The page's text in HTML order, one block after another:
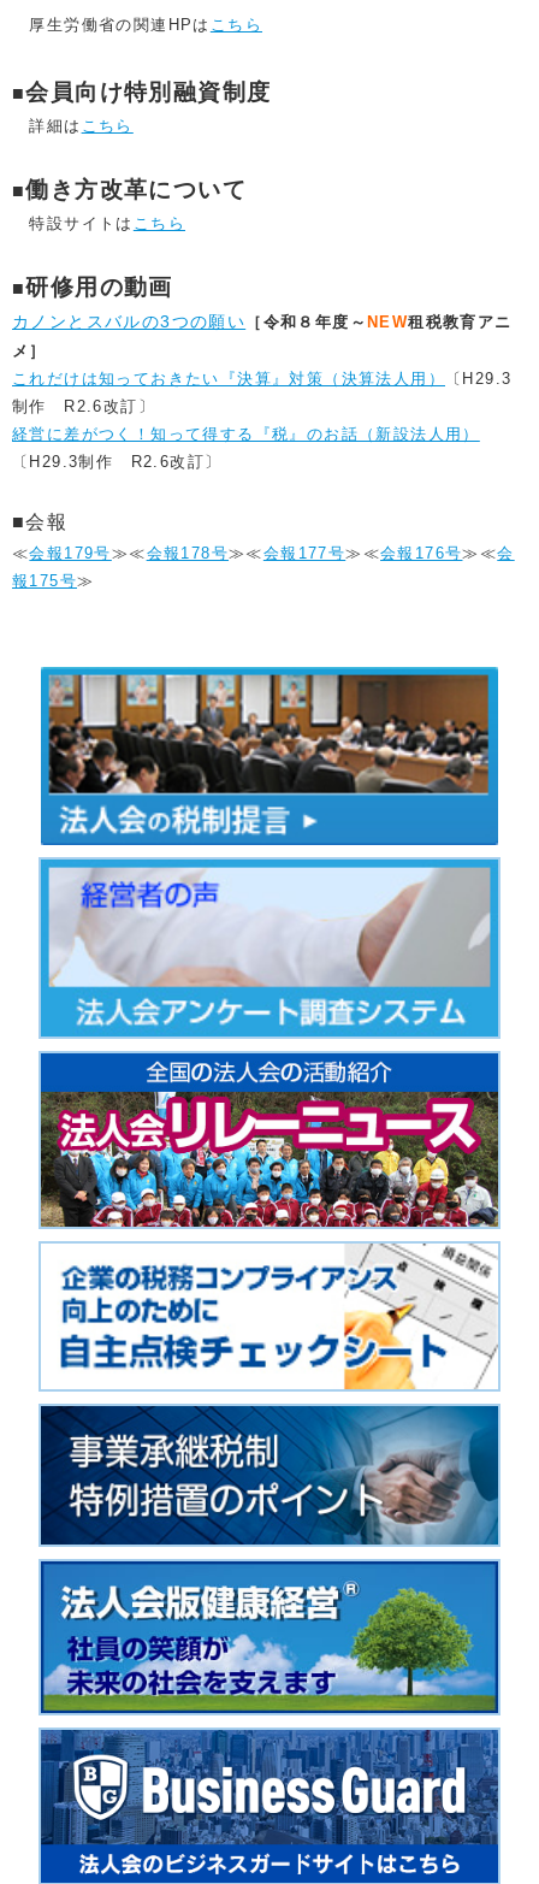
厚生労働省の関連HPは こちら
■会員向け特別融資制度
詳細は こちら
■働き方改革について
特設サイトは こちら
■研修用の動画
カノンとスバルの3つの願い ［令和８年度～ NEW租税教育アニ
メ］
これだけは知っておきたい『決算』対策（決算法人用）
〔H29.3
制作 R2.6改訂〕
経営に差がつく！知って得する『税』のお話（新設法人用）
〔H29.3制作 R2.6改訂〕
■会報
≪会報179号≫≪会報178号≫≪会報177号≫≪会報176号≫≪会
報175号≫